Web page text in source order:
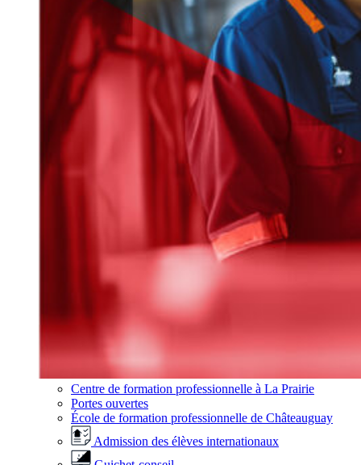
Centre de formation professionnelle à La Prairie
Portes ouvertes
École de formation professionnelle de Châteauguay
Admission des élèves internationaux